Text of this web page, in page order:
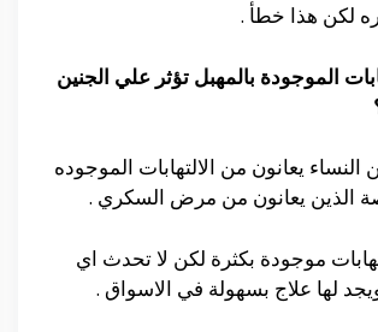
لكن هذا خطأ .
الموجودة بالمهبل تؤثر علي الجنين
النساء يعانون من الالتهابات الموجوده
الذين يعانون من مرض السكري .
موجودة بكثرة لكن لا تحدث اي
لها علاج بسهولة في الاسواق .